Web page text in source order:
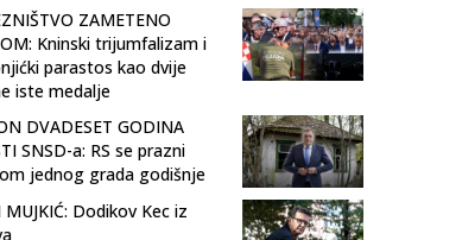
ZAMETENO
Kninski trijumfalizam i
parastos kao dvije
iste medalje
DVADESET GODINA
SNSD-a: RS se prazni
jednog grada godišnje
MUJKIĆ: Dodikov Kec iz